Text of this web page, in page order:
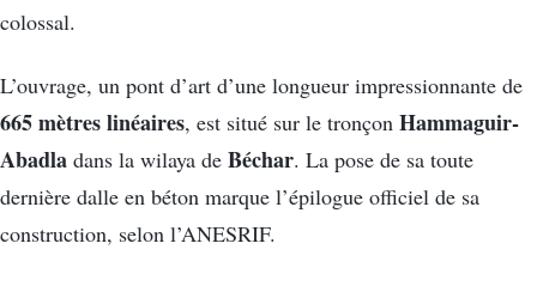
colossal.
L’ouvrage, un pont d’art d’une longueur impressionnante de
665 mètres linéaires, est situé sur le tronçon Hammaguir-
Abadla dans la wilaya de Béchar. La pose de sa toute
dernière dalle en béton marque l’épilogue officiel de sa
construction, selon l’ANESRIF.